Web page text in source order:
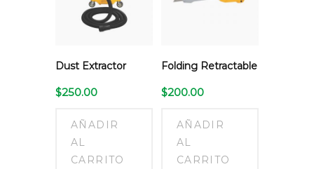
Dust Extractor
$250.00
AÑADIR
AL
CARRITO
Folding Retractable
$200.00
AÑADIR
AL
CARRITO